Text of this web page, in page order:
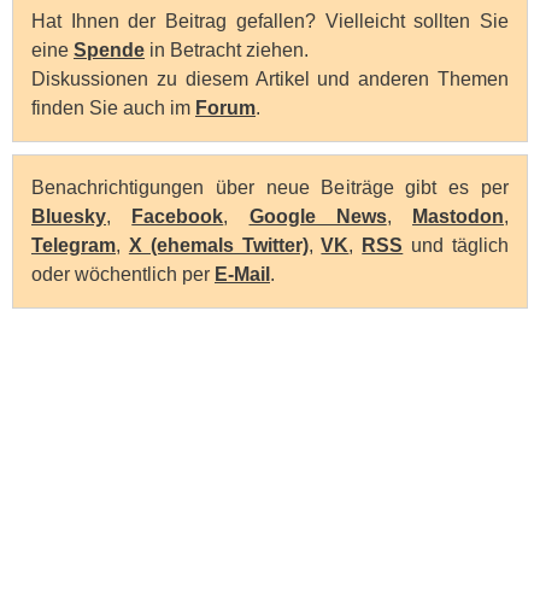
Hat Ihnen der Beitrag gefallen? Vielleicht sollten Sie
eine Spende in Betracht ziehen.
Diskussionen zu diesem Artikel und anderen Themen
finden Sie auch im Forum.
Benachrichtigungen über neue Beiträge gibt es per
Bluesky, Facebook, Google News, Mastodon,
Telegram, X (ehemals Twitter),VK, RSS und täglich
oder wöchentlich per E-Mail .